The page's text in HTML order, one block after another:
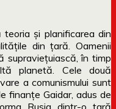
și planificarea din
din țară. Oamenii
supraviețuiască, în timp
planetă. Cele două
a comunismului sunt
finanțe Gaidar, adus de
Rusia dintr-o țară